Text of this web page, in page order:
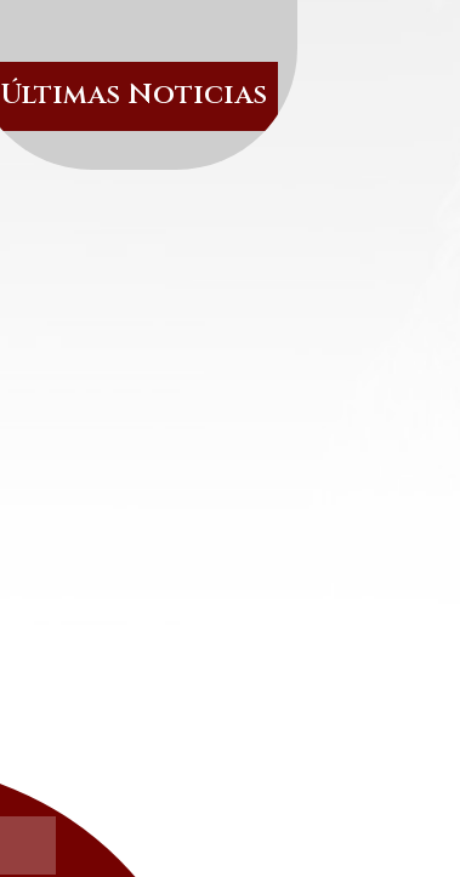
Últimas Noticias